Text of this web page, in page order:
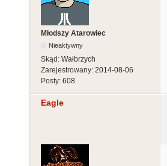
Młodszy Atarowiec
Nieaktywny
Skąd: Wałbrzych
Zarejestrowany: 2014-08-06
Posty: 608
Eagle